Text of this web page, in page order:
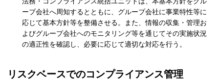
ープ会社へ周知するとともに、グループ会社に事業特性等に
応じて基本方針等を整備させる。また、情報の収集・管理お
よびグループ会社へのモニタリング等を通じてその実施状況
の適正性を確認し、必要に応じて適切な対応を行う。
リスクベースでのコンプライアンス管理